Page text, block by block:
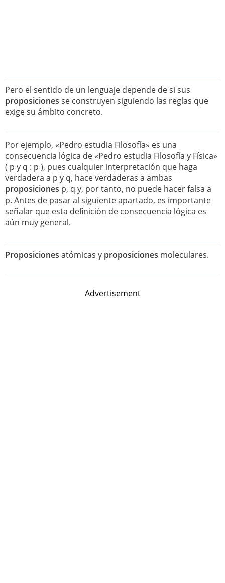
Pero el sentido de un lenguaje depende de si sus
proposiciones se construyen siguiendo las reglas que
exige su ámbito concreto.
Por ejemplo, «Pedro estudia Filosofía» es una
consecuencia lógica de «Pedro estudia Filosofía y Física»
( p y q : p ), pues cualquier interpretación que haga
verdadera a p y q, hace verdaderas a ambas
proposiciones p, q y, por tanto, no puede hacer falsa a
p. Antes de pasar al siguiente apartado, es importante
señalar que esta deﬁnición de consecuencia lógica es
aún muy general.
Proposiciones atómicas y proposiciones moleculares.
Advertisement